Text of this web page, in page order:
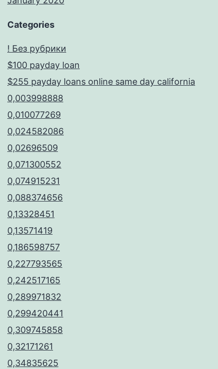
Categories
! Без рубрики
$100 payday loan
$255 payday loans online same day california
0,003998888
0,010077269
0,024582086
0,02696509
0,071300552
0,074915231
0,088374656
0,13328451
0,13571419
0,186598757
0,227793565
0,242517165
0,289971832
0,299420441
0,309745858
0,32171261
0,34835625